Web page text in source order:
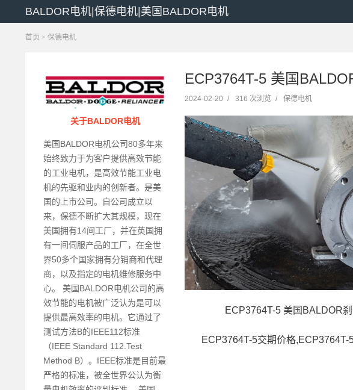
BALDOR电机|保德电机|美国BALDOR电机
首页 > 保德电机
关于BALDOR电机
美国BALDOR电机公司80多年来
始终致力于为客户提供高效节能
的工业电机，是高效节能工业电
机的先驱和业内的创新者。是美
国的上市公司。自公司成立以
来，保德不断扩大其规模，现在
美国拥有14间工厂，并在英国拥
有一间伺服产品的工厂，在全世
界50多个国家拥有分销商和代理
商，以及指定的电机维修服务中
心。 美国BALDOR电机公司的高
效节能的电机被广泛认为是可以
提供最高效率的电机。它通过了
测试方法B的IEEE112标准
（IEEE Standard 112.Test
Method B）。IEEE标准是目前最
严格的标准，被全世界公认为衡
ECP3764T-5 美国
2024-02-20 / 316 次浏览 / 保德电机
ECP3764T-5 美国BALDOR
ECP3764T-5交期价格